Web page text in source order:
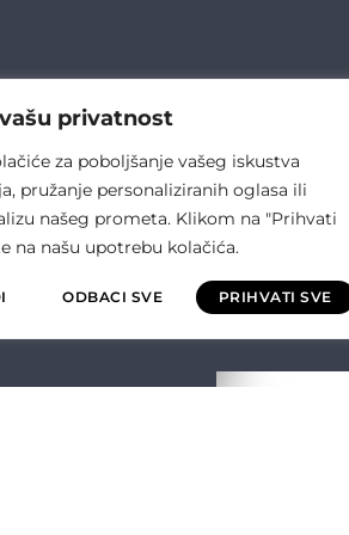
privatnost
za poboljšanje vašeg iskustva
pružanje personaliziranih oglasa ili
našeg prometa. Klikom na "Prihvati
na našu upotrebu kolačića.
ODBACI SVE PRIHVATI SVE